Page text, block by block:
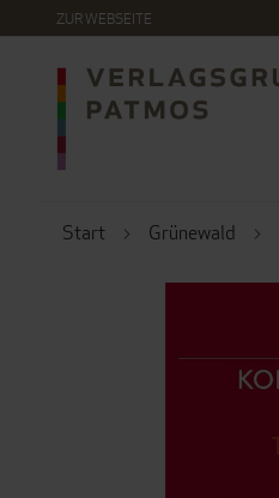
ZUR WEBSEITE
DIREKT
INHALT
Start Grünewald